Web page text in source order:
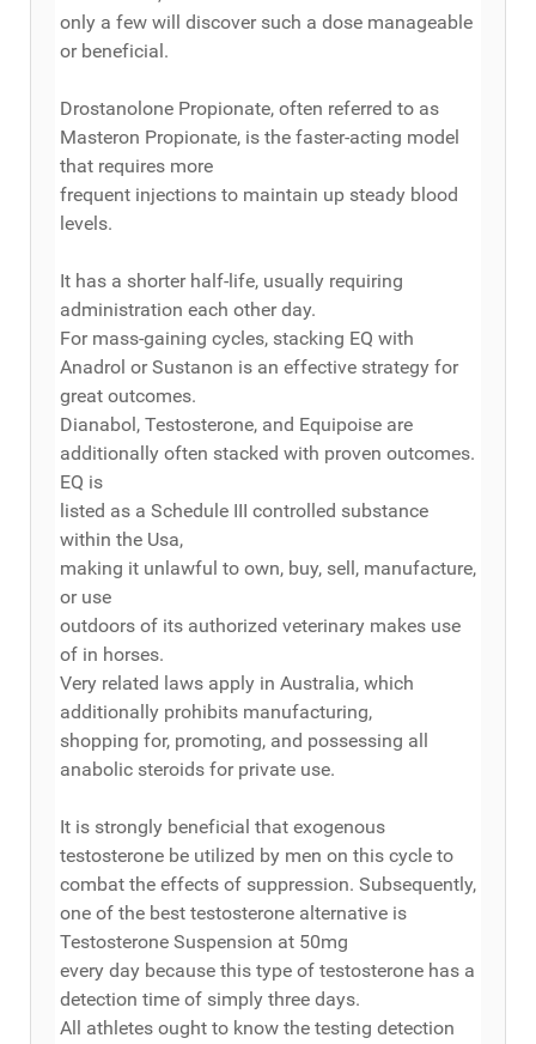
only a few will discover such a dose manageable
or beneficial.
Drostanolone Propionate, often referred to as
Masteron Propionate, is the faster-acting model
that requires more
frequent injections to maintain up steady blood
levels.
It has a shorter half-life, usually requiring
administration each other day.
For mass-gaining cycles, stacking EQ with
Anadrol or Sustanon is an effective strategy for
great outcomes.
Dianabol, Testosterone, and Equipoise are
additionally often stacked with proven outcomes.
EQ is
listed as a Schedule III controlled substance
within the Usa,
making it unlawful to own, buy, sell, manufacture,
or use
outdoors of its authorized veterinary makes use
of in horses.
Very related laws apply in Australia, which
additionally prohibits manufacturing,
shopping for, promoting, and possessing all
anabolic steroids for private use.
It is strongly beneficial that exogenous
testosterone be utilized by men on this cycle to
combat the effects of suppression. Subsequently,
one of the best testosterone alternative is
Testosterone Suspension at 50mg
every day because this type of testosterone has a
detection time of simply three days.
All athletes ought to know the testing detection